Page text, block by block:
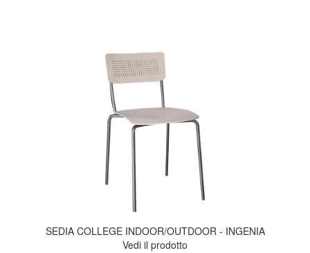
SEDIA COLLEGE INDOOR/OUTDOOR - INGENIA
Vedi il prodotto